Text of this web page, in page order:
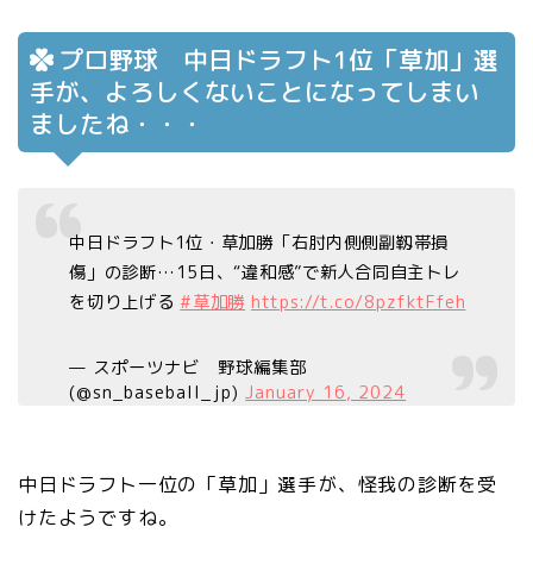
プロ野球 中日ドラフト1位「草加」選
手が、よろしくないことになってしまい
ましたね・・・
中日ドラフト1位・草加勝「右肘内側側副靱帯損
傷」の診断…15日、“違和感”で新人合同自主トレ
を切り上げる #草加勝 https://t.co/8pzfktFfeh
— スポーツナビ 野球編集部
(@sn_baseball_jp)January 16, 2024
中日ドラフト一位の「草加」選手が、怪我の診断を受
けたようですね。